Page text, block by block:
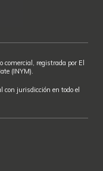
comercial, registrada por El
(INYM).
con jurisdicción en todo el